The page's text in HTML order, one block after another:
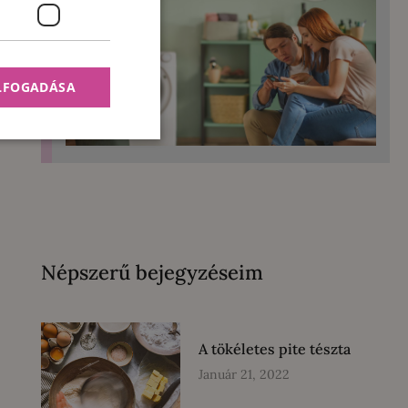
Népszerű bejegyzéseim
A tökéletes pite tészta
Január 21, 2022